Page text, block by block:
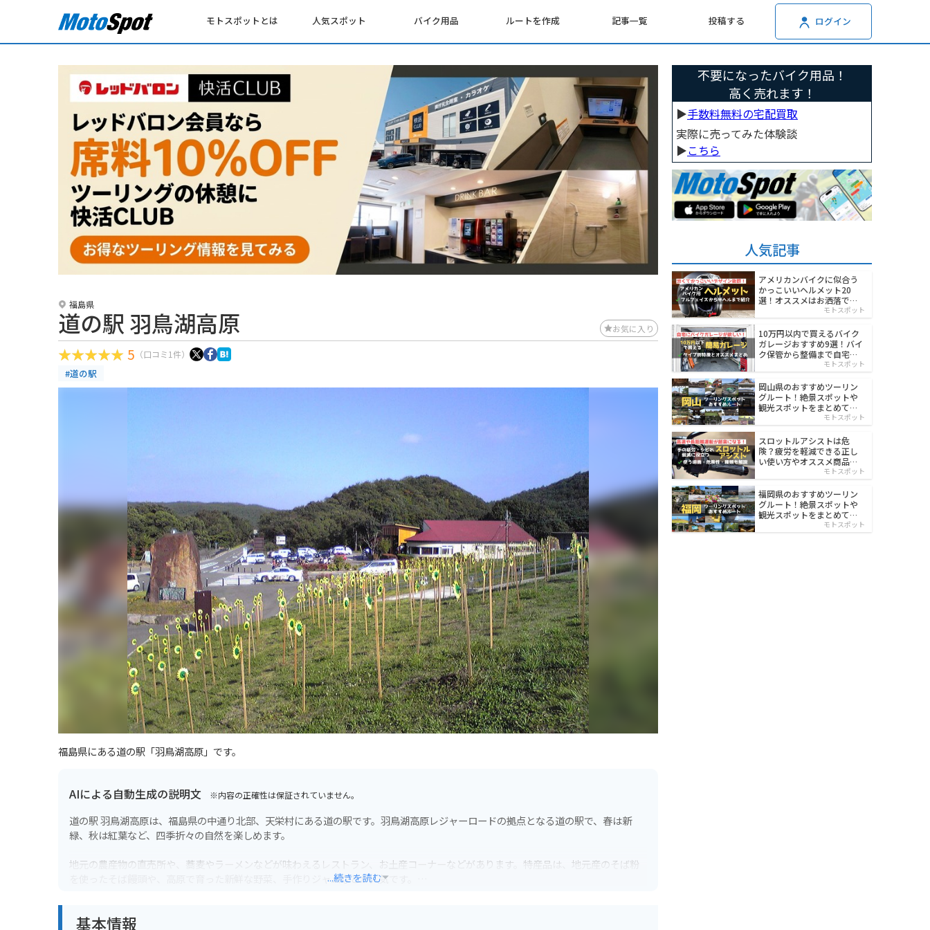
モトスポットとは 人気スポット バイク用品 ルートを作成 記事一覧 投稿する ログイン
福島県
道の駅 羽鳥湖高原 お気に入り
5 （口コミ1件）
#道の駅
福島県にある道の駅「羽鳥湖高原」です。
AIによる自動生成の説明文 ※内容の正確性は保証されていません。
道の駅 羽鳥湖高原は、福島県の中通り北部、天栄村にある道の駅です。羽鳥湖高原レジャーロードの拠点となる道の駅で、春は新
緑、秋は紅葉など、四季折々の自然を楽しめます。
地元の農産物の直売所や、蕎麦やラーメンなどが味わえるレストラン、お土産コーナーなどがあります。特産品は、地元産のそば粉
を使ったそば饅頭や、高原で育った新鮮な野菜、手作りジャムなどが人気です。
も人気なので、ツーリングの休憩場所としても最適です。磐梯吾妻スカイラインや、浄土平など、周辺の観光スポットへのアクセス
...続きを読む
基本情報
不要になったバイク用品！
高く売れます！
▶︎手数料無料の宅配買取
実際に売ってみた体験談
▶︎こちら
人気記事
アメリカンバイクに似合う
かっこいいヘルメット20
選！オススメはお洒落でワ
モトスポット
10万円以内で買えるバイク
ガレージおすすめ9選！バイ
ク保管から整備まで自宅で
モトスポット
岡山県のおすすめツーリン
グルート！絶景スポットや
観光スポットをまとめて紹
モトスポット
スロットルアシストは危
険？疲労を軽減できる正し
い使い方やオススメ商品を
モトスポット
福岡県のおすすめツーリン
グルート！絶景スポットや
観光スポットをまとめて紹
モトスポット